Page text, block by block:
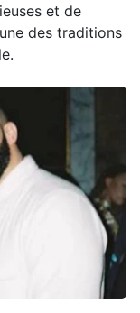
et de
des traditions